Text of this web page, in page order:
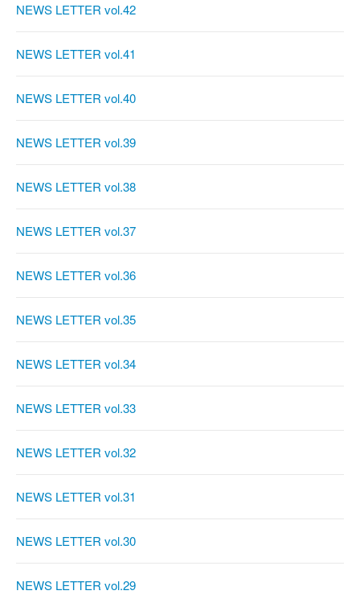
NEWS LETTER vol.42
NEWS LETTER vol.41
NEWS LETTER vol.40
NEWS LETTER vol.39
NEWS LETTER vol.38
NEWS LETTER vol.37
NEWS LETTER vol.36
NEWS LETTER vol.35
NEWS LETTER vol.34
NEWS LETTER vol.33
NEWS LETTER vol.32
NEWS LETTER vol.31
NEWS LETTER vol.30
NEWS LETTER vol.29